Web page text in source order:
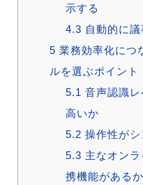
示する
4.3 自動的に
5 業務効率化につ
ルを選ぶポイント
5.1 音声認識
高いか
5.2 操作性が
5.3 主なオン
携機能があるか